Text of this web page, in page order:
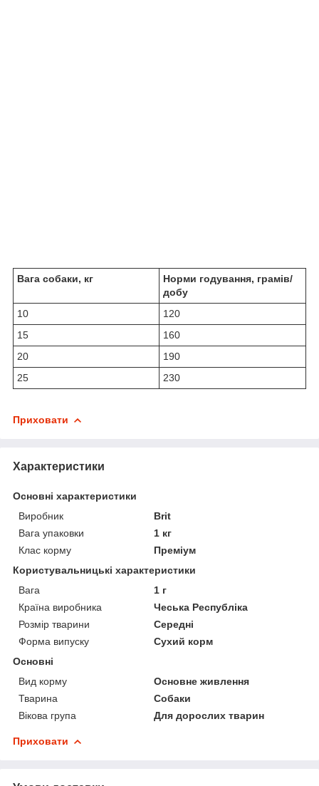
Вага собаки, кг
Норми годування, грамів/
добу
10
120
15
160
20
190
25
230
Приховати
Характеристики
Основні характеристики
Виробник
Brit
Вага упаковки
1 кг
Клас корму
Преміум
Користувальницькі характеристики
Вага
1 г
Країна виробника
Чеська Республіка
Розмір тварини
Середні
Форма випуску
Сухий корм
Основні
Вид корму
Основне живлення
Тварина
Собаки
Вікова група
Для дорослих тварин
Приховати